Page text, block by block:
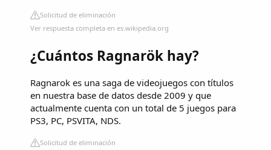
Solicitud de eliminación
Ver respuesta completa en es.wikipedia.org
¿Cuántos Ragnarök hay?
Ragnarok es una saga de videojuegos con títulos
en nuestra base de datos desde 2009 y que
actualmente cuenta con un total de 5 juegos para
PS3, PC, PSVITA, NDS.
Solicitud de eliminación